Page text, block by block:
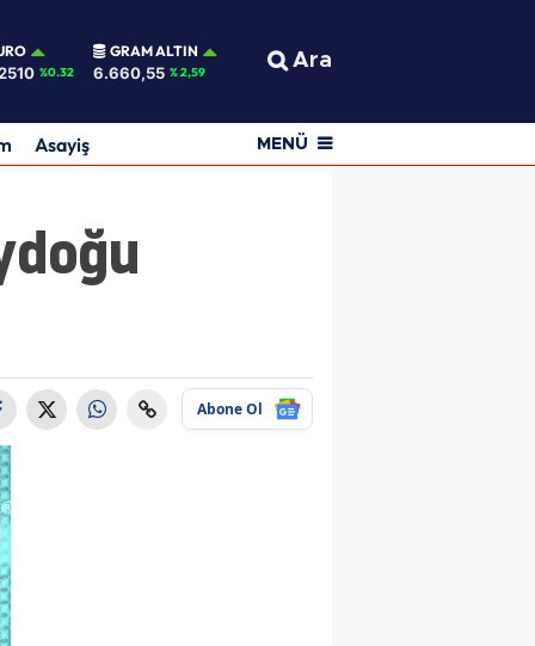
%0.32
GRAM ALTIN
6.660,55 % 2,59 Ara
Asayiş MENÜ
Abone Ol